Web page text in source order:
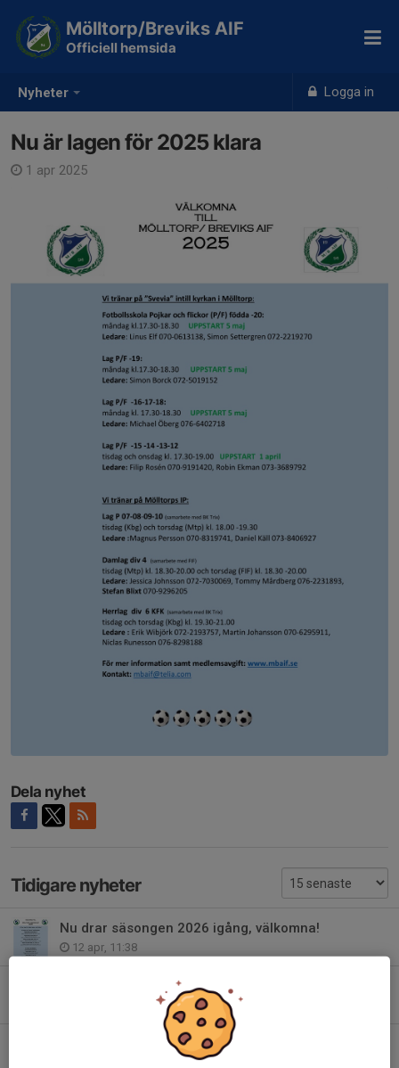
Nyheter Logga in
Mölltorp/Breviks AIF
Officiell hemsida
Nu är lagen för 2025 klara
1 apr 2025
Dela nyhet
Tidigare nyheter
Nu drar säsongen 2026 igång, välkomna!
12 apr, 11:38
Sista hemmamatchen för herrlaget, 27/9!
Full fart på Svevia idag!